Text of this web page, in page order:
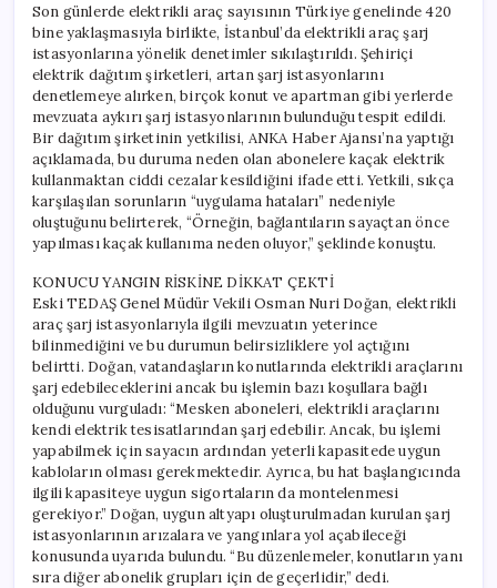
Yönelik
Denetimler
Artıyor
için
Son günlerde elektrikli araç sayısının Türkiye genelinde 420
bine yaklaşmasıyla birlikte, İstanbul’da elektrikli araç şarj
istasyonlarına yönelik denetimler sıkılaştırıldı. Şehiriçi
elektrik dağıtım şirketleri, artan şarj istasyonlarını
denetlemeye alırken, birçok konut ve apartman gibi yerlerde
mevzuata aykırı şarj istasyonlarının bulunduğu tespit edildi.
Bir dağıtım şirketinin yetkilisi, ANKA Haber Ajansı’na yaptığı
açıklamada, bu duruma neden olan abonelere kaçak elektrik
kullanmaktan ciddi cezalar kesildiğini ifade etti. Yetkili, sıkça
karşılaşılan sorunların “uygulama hataları” nedeniyle
oluştuğunu belirterek, “Örneğin, bağlantıların sayaçtan önce
yapılması kaçak kullanıma neden oluyor,” şeklinde konuştu.
KONUCU YANGIN RİSKİNE DİKKAT ÇEKTİ
Eski TEDAŞ Genel Müdür Vekili Osman Nuri Doğan, elektrikli
araç şarj istasyonlarıyla ilgili mevzuatın yeterince
bilinmediğini ve bu durumun belirsizliklere yol açtığını
belirtti. Doğan, vatandaşların konutlarında elektrikli araçlarını
şarj edebileceklerini ancak bu işlemin bazı koşullara bağlı
olduğunu vurguladı: “Mesken aboneleri, elektrikli araçlarını
kendi elektrik tesisatlarından şarj edebilir. Ancak, bu işlemi
yapabilmek için sayacın ardından yeterli kapasitede uygun
kabloların olması gerekmektedir. Ayrıca, bu hat başlangıcında
ilgili kapasiteye uygun sigortaların da montelenmesi
gerekiyor.” Doğan, uygun altyapı oluşturulmadan kurulan şarj
istasyonlarının arızalara ve yangınlara yol açabileceği
konusunda uyarıda bulundu. “Bu düzenlemeler, konutların yanı
sıra diğer abonelik grupları için de geçerlidir,” dedi.